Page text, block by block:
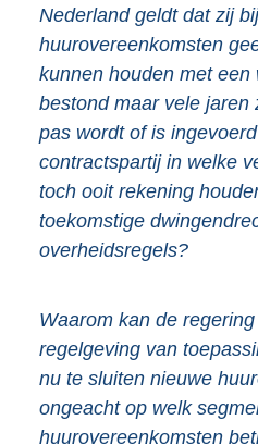
Nederland geldt dat zij
huurovereenkomsten
kunnen houden met
bestond maar vele jaren
pas wordt of is
contractspartij in welke
toch ooit rekening
toekomstige
overheidsregels?
Waarom kan de
regelgeving van
nu te sluiten nieuwe
ongeacht op welk
huurovereenkomsten